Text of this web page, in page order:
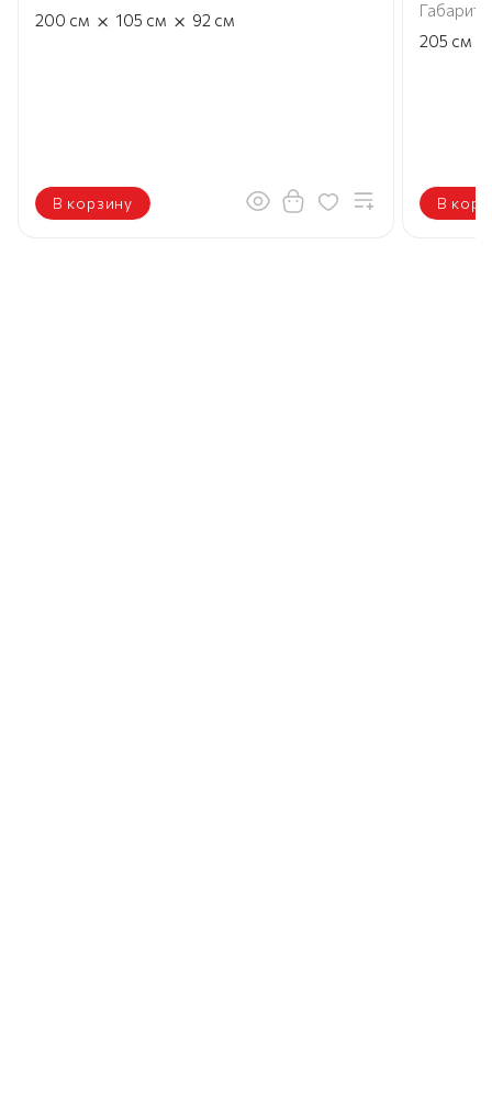
200 см × 105 см × 92 см
В корзину
Габариты
205 см
В